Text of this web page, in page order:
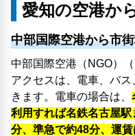
愛知の空港か
中部国際空港から市
中部国際空港（NGO）
アクセスは、電車、バ
きます。電車の場合は、
利用すれば名鉄名古屋
分、準急で約48分、運